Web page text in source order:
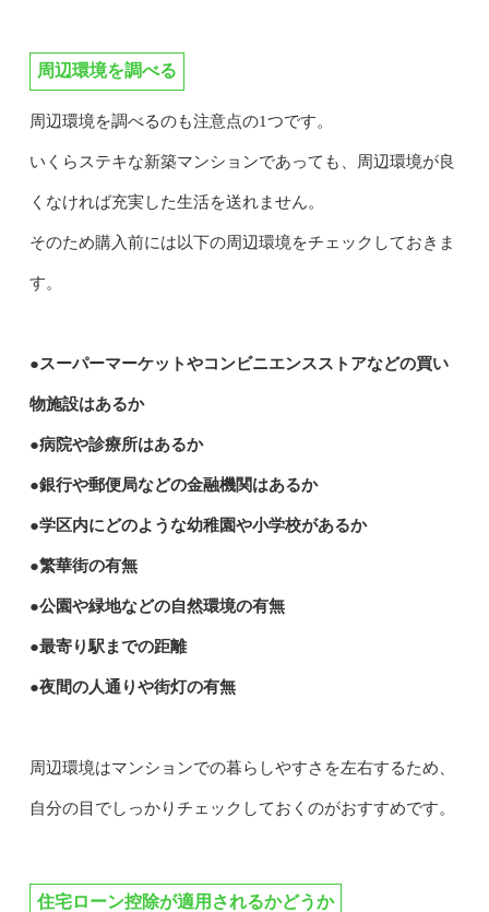
周辺環境を調べる
周辺環境を調べるのも注意点の1つです。
いくらステキな新築マンションであっても、周辺環境が良
くなければ充実した生活を送れません。
そのため購入前には以下の周辺環境をチェックしておきま
す。
●スーパーマーケットやコンビニエンスストアなどの買い
物施設はあるか
●病院や診療所はあるか
●銀行や郵便局などの金融機関はあるか
●学区内にどのような幼稚園や小学校があるか
●繁華街の有無
●公園や緑地などの自然環境の有無
●最寄り駅までの距離
●夜間の人通りや街灯の有無
周辺環境はマンションでの暮らしやすさを左右するため、
自分の目でしっかりチェックしておくのがおすすめです。
住宅ローン控除が適用されるかどうか